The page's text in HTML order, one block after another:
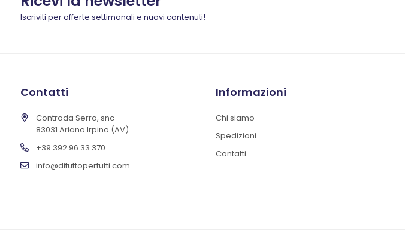
Iscriviti per offerte settimanali e nuovi contenuti!
Contatti
Contrada Serra, snc
83031 Ariano Irpino (AV)
+39 392 96 33 370
info@dituttopertutti.com
Informazioni
Chi siamo
Spedizioni
Contatti